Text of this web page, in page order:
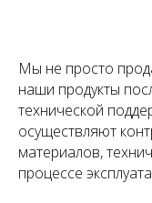
Мы не просто
наши продукты
технической
осуществляют
материалов,
процессе